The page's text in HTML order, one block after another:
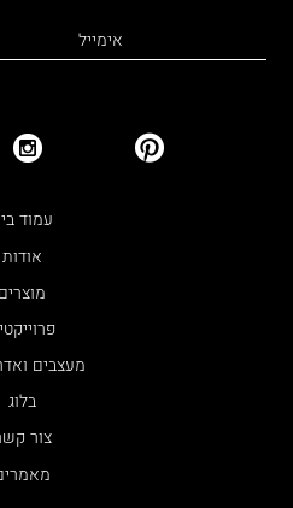
עמוד
אודות
מוצרים
מעצבים
בלוג
צור